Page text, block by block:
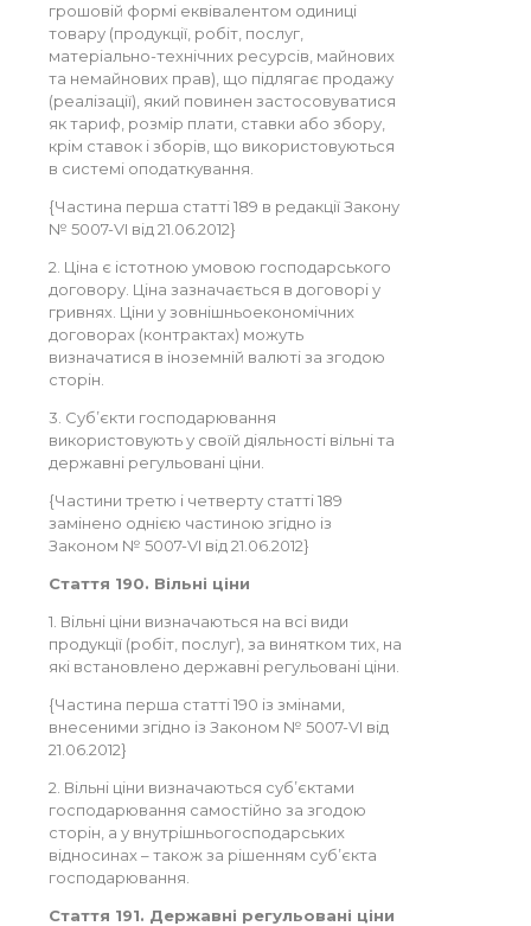
грошовій формі еквівалентом одиниці
товару (продукції, робіт, послуг,
матеріально-технічних ресурсів, майнових
та немайнових прав), що підлягає продажу
(реалізації), який повинен застосовуватися
як тариф, розмір плати, ставки або збору,
крім ставок і зборів, що використовуються
в системі оподаткування.
{Частина перша статті 189 в редакції Закону
№ 5007-VI від 21.06.2012}
2. Ціна є істотною умовою господарського
договору. Ціна зазначається в договорі у
гривнях. Ціни у зовнішньоекономічних
договорах (контрактах) можуть
визначатися в іноземній валюті за згодою
сторін.
3. Суб’єкти господарювання
використовують у своїй діяльності вільні та
державні регульовані ціни.
{Частини третю і четверту статті 189
замінено однією частиною згідно із
Законом № 5007-VI від 21.06.2012}
Стаття 190. Вільні ціни
1. Вільні ціни визначаються на всі види
продукції (робіт, послуг), за винятком тих, на
які встановлено державні регульовані ціни.
{Частина перша статті 190 із змінами,
внесеними згідно із Законом № 5007-VI від
21.06.2012}
2. Вільні ціни визначаються суб’єктами
господарювання самостійно за згодою
сторін, а у внутрішньогосподарських
відносинах – також за рішенням суб’єкта
господарювання.
Стаття 191. Державні регульовані ціни